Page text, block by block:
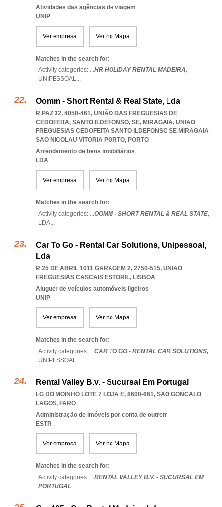
Atividades das agências de viagem
UNIP
Ver empresa Ver no Mapa
Matches in the search for:
Activity categories: ...HR HOLIDAY RENTAL MADEIRA,
UNIPESSOAL...
Oomm ­- Short Rental & Real State, Lda
R PAZ 32, 4050-461, UNIÃO DAS FREGUESIAS DE
CEDOFEITA, SANTO ILDEFONSO, SE, MIRAGAIA, UNIAO
FREGUESIAS CEDOFEITA SANTO ILDEFONSO SE MIRAGAIA
SAO NICOLAU VITORIA PORTO, PORTO
Arrendamento de bens imobiliários
LDA
Ver empresa Ver no Mapa
Matches in the search for:
Activity categories: ...OOMM ­- SHORT RENTAL & REAL STATE,
LDA...
Car To Go - Rental Car Solutions, Unipessoal,
Lda
R 25 DE ABRIL 1011 GARAGEM 2, 2750-515, UNIAO
FREGUESIAS CASCAIS ESTORIL, LISBOA
Aluguer de veículos automóveis ligeiros
UNIP
Ver empresa Ver no Mapa
Matches in the search for:
Activity categories: ...CAR TO GO - RENTAL CAR SOLUTIONS,
UNIPESSOAL...
Rental Valley B.v. - Sucursal Em Portugal
LG DO MOINHO LOTE 7 LOJA E, 8600-661, SAO GONCALO
LAGOS, FARO
Administração de imóveis por conta de outrem
ESTR
Ver empresa Ver no Mapa
Matches in the search for:
Activity categories: ...RENTAL VALLEY B.V. - SUCURSAL EM
PORTUGAL...